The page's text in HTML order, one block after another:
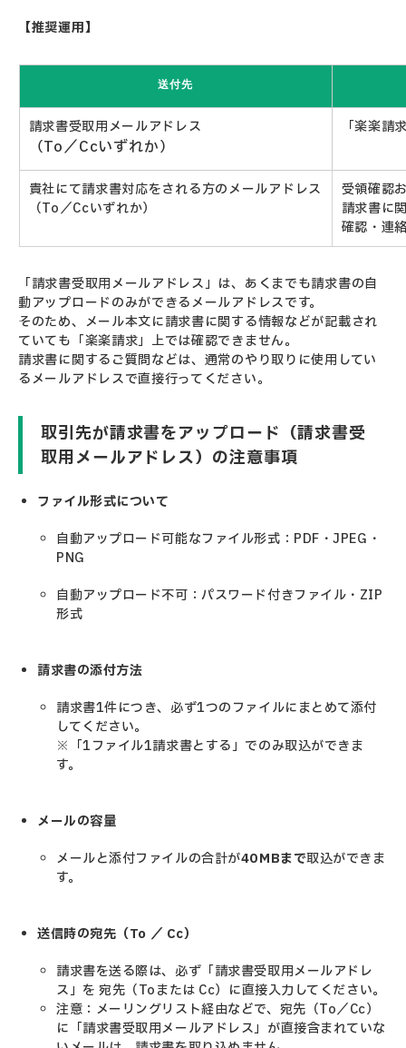
【推奨運用】
送付先
請求書受取用メールアドレス
（To／Ccいずれか）
「楽楽請
貴社にて請求書対応をされる方のメールアドレス
（To／Ccいずれか）
受領確認
請求書に
確認・連
「請求書受取用メールアドレス」は、あくまでも請求書の自
動アップロードのみができるメールアドレスです。
そのため、メール本文に請求書に関する情報などが記載され
ていても「楽楽請求」上では確認できません。
請求書に関するご質問などは、通常のやり取りに使用してい
るメールアドレスで直接行ってください。
取引先が請求書をアップロード（請求書受
取用メールアドレス）の注意事項
ファイル形式について
自動アップロード可能なファイル形式：PDF・JPEG・
PNG
自動アップロード不可：パスワード付きファイル・ZIP
形式
請求書の添付方法
請求書1件につき、必ず1つのファイルにまとめて添付
してください。
※「1ファイル1請求書とする」でのみ取込ができま
す。
メールの容量
メールと添付ファイルの合計が40MBまで取込ができま
す。
送信時の宛先（To ／ Cc）
請求書を送る際は、必ず「請求書受取用メールアドレ
ス」を 宛先（Toまたは Cc）に直接入力してください。
注意：メーリングリスト経由などで、宛先（To／Cc）
に「請求書受取用メールアドレス」が直接含まれていな